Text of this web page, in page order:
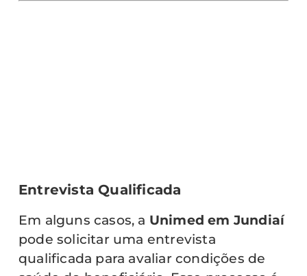
Entrevista Qualificada
Em alguns casos, a Unimed em Jundiaí
pode solicitar uma entrevista
qualificada para avaliar condições de